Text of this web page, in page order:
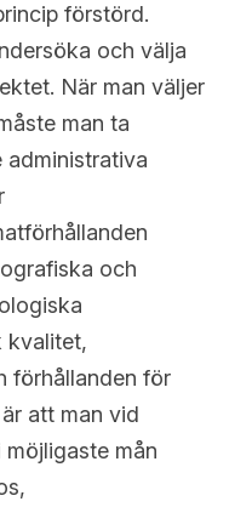
förstörd.
och välja
När man väljer
man ta
administrativa
och
kvalitet,
förhållanden för
att man vid
mån